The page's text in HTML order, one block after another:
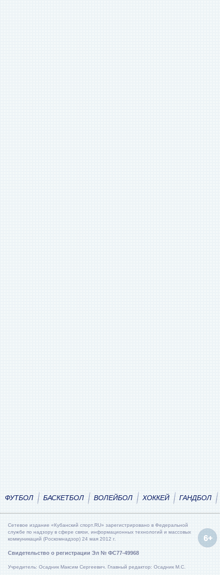
ФУТБОЛ БАСКЕТБОЛ ВОЛЕЙБОЛ ХОККЕЙ ГАНДБОЛ
Сетевое издание «Кубанский спорт.RU» зарегистрировано в Федеральной
службе по надзору в сфере связи, информационных технологий и массовых
коммуникаций (Роскомнадзор) 24 мая 2012 г.
Свидетельство о регистрации Эл № ФС77-49968
Учредитель: Осадник Максим Сергеевич. Главный редактор: Осадник М.С.